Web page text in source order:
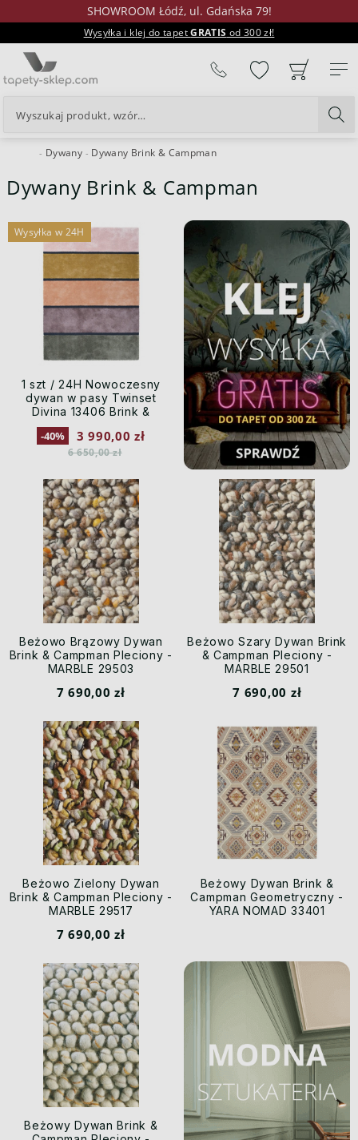
SHOWROOM Łódź, ul. Gdańska 79!
Wysyłka i klej do tapetGRATIS od 300 zł!
24H Dywany Dywany Brink & Campman
Dywany Brink & Campman
1 szt / 24H Nowoczesny
dywan w pasy Twinset
Divina 13406 Brink &
Campman - rozmiar:
170X240 cm.
-40% 3 990,00 zł
6 650,00 zł
Wysyłka w 24H
Beżowo Brązowy Dywan
Brink & Campman Pleciony -
MARBLE 29503
7 690,00 zł
Beżowo Szary Dywan Brink
& Campman Pleciony -
MARBLE 29501
7 690,00 zł
Beżowo Zielony Dywan
Brink & Campman Pleciony -
MARBLE 29517
7 690,00 zł
Beżowy Dywan Brink &
Campman Geometryczny -
YARA NOMAD 33401
Beżowy Dywan Brink &